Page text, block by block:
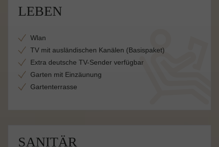
LEBEN
Wlan
TV mit ausländischen Kanälen (Basispaket)
Extra deutsche TV-Sender verfügbar
Garten mit Einzäunung
Gartenterrasse
SANITÄR